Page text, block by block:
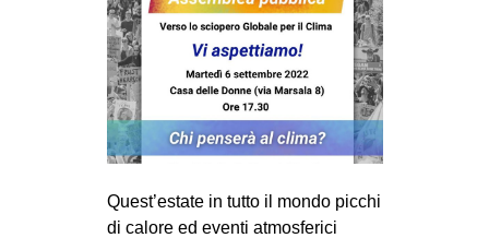
Quest’estate in tutto il mondo picchi
di calore ed eventi atmosferici